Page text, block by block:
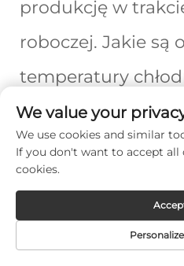
produkcję w
roboczej. Jakie są
temperatury
°C, który aktywuje
wyłączenie
Zatykanie się
wentylatorów są
We value your
We use cookies and similar
If you don't want to accept all
cookies.